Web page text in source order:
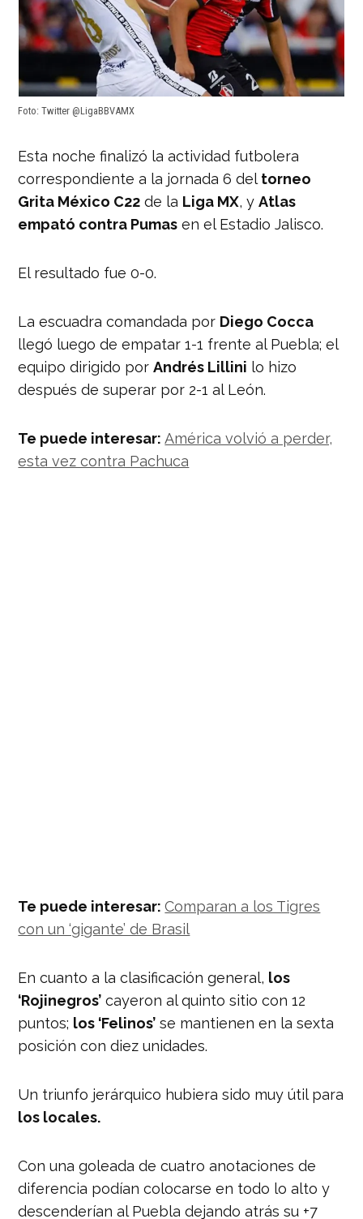
Foto: Twitter @LigaBBVAMX
Esta noche finalizó la actividad futbolera
correspondiente a la jornada 6 del torneo
Grita México C22 de la Liga MX, yAtlas
empató contra Pumas en el Estadio Jalisco.
El resultado fue 0-0.
La escuadra comandada por Diego Cocca
llegó luego de empatar 1-1 frente al Puebla; el
equipo dirigido porAndrés Lillini lo hizo
después de superar por 2-1 al León.
Te puede interesar:América volvió a perder,
esta vez contra Pachuca
Te puede interesar:Comparan a los Tigres
con un ‘gigante’ de Brasil
En cuanto a la clasificación general, los
‘Rojinegros’ cayeron al quinto sitio con 12
puntos; los ‘Felinos’ se mantienen en la sexta
posición con diez unidades.
Un triunfo jerárquico hubiera sido muy útil para
los locales.
Con una goleada de cuatro anotaciones de
diferencia podían colocarse en todo lo alto y
descenderían al Puebla dejando atrás su +7